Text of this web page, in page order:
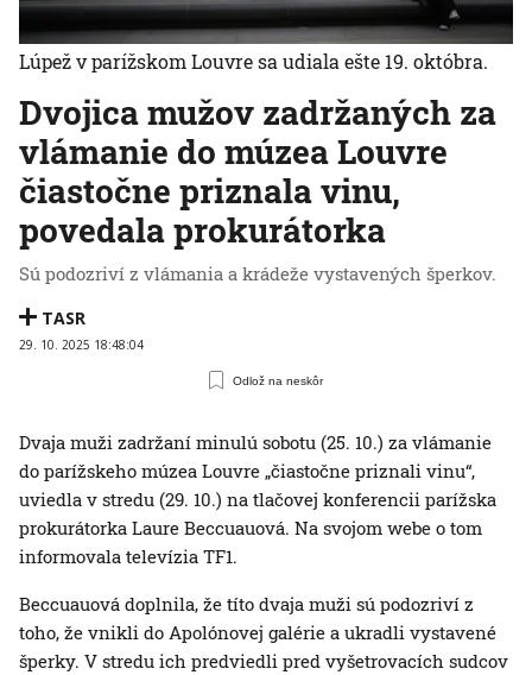
Dvojica mužov zadržaných za
vlámanie do múzea Louvre
čiastočne priznala vinu,
povedala prokurátorka
Sú podozriví z vlámania a krádeže vystavených šperkov.
TASR
29. 10. 2025 18:48:04
Odlož na neskôr
Lúpež v parížskom Louvre sa udiala ešte 19. októbra.
Dvaja muži zadržaní minulú sobotu (25. 10.) za vlámanie
do parížskeho múzea Louvre „čiastočne priznali vinu“,
uviedla v stredu (29. 10.) na tlačovej konferencii parížska
prokurátorka Laure Beccuauová. Na svojom webe o tom
informovala televízia TF1.
Beccuauová doplnila, že títo dvaja muži sú podozriví z
toho, že vnikli do Apolónovej galérie a ukradli vystavené
šperky. V stredu ich predviedli pred vyšetrovacích sudcov